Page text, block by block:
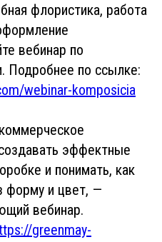
флористика, работа
вебинар по
Подробнее по ссылке:
webinar-komposicia
эффектные
и понимать, как
форму и цвет, —
вебинар.
greenmay-